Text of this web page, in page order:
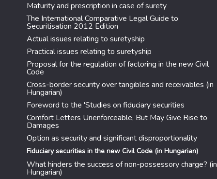
Maturity and prescription in case of surety
The International Comparative Legal Guide to
Securitisation 2012 Edition
Actual issues relating to suretyship
Practical issues relating to suretyship
Proposal for the regulation of factoring in the new Civil
Code
Cross-border security over tangibles and receivables (in
Hungarian)
Foreword to the 'Studies on fiduciary securities
Comfort Letters Unenforceable, But May Give Rise to
Damages
Option as security and significant disproportionality
Fiduciary securities in the new Civil Code (in Hungarian)
What hinders the success of non-possessory charge? (in
Hungarian)